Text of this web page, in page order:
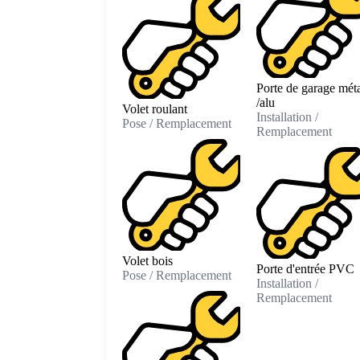
Volet roulant
Pose / Remplacement
Volet bois
Pose / Remplacement
Porte de garage
/alu
Installation /
Remplacement
Porte d'entrée PVC
Installation /
Remplacement